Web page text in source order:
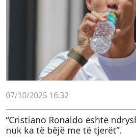
07/10/2025 16:32
“Cristiano Ronaldo është
nuk ka të bëjë me të tjerët”.